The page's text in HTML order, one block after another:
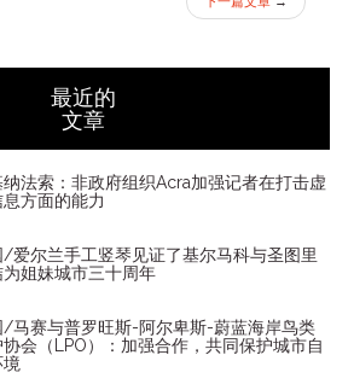
最近的
文章
纳法索：非政府组织Acra加强记者在打击虚
方面的能力
/爱尔兰手工竖琴见证了基尔马科与圣图里
为姐妹城市三十周年
/马赛与普罗旺斯-阿尔卑斯-蔚蓝海岸鸟类
会（LPO）：加强合作，共同保护城市自
境